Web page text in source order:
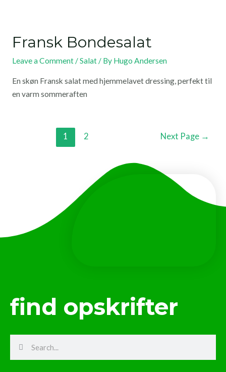
Fransk Bondesalat
Leave a Comment /Salat/ By Hugo Andersen
En skøn Fransk salat med hjemmelavet dressing, perfekt til
en varm sommeraften
1 2 Next Page →
find opskrifter